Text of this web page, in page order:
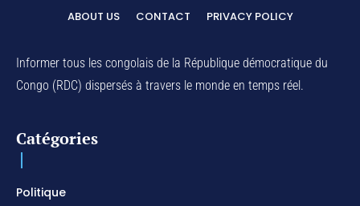
01:03:38
Piano pour prier / Soaking Worship Instrumental
01:17:32
For Your Name Is Holy / Prophetic Worship
I SURRENDER / Soaking Worship Instrumental /
ABOUT US CONTACT PRIVACY POLICY
Informer tous les congolais de la République démocratique du
Congo (RDC) dispersés à travers le monde en temps réel.
Catégories
Politique